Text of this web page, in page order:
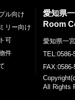
ル向け
リー向け
可
件
愛知県
Room
愛知県一
TEL:0586-
All Rights